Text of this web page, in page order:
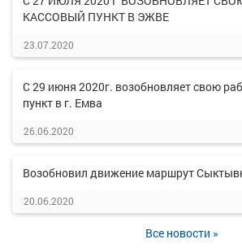
КАССОВЫЙ ПУНКТ В ЭЖВЕ
23.07.2020
С 29 июня 2020г. возобновляет свою
пункт в г. Емва
26.06.2020
Возобновил движение маршрут
20.06.2020
Все новости »